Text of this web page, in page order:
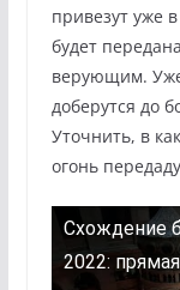
привезут уже
будет
верующим. Уже
доберутся до
Уточнить, в
огонь
Схождение
2022: